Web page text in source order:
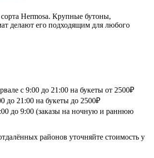
Hermosa. Крупные бутоны,
делают его подходящим для любого
с 9:00 до 21:00 на букеты от 2500₽
до 21:00 на букеты до 2500₽
до 9:00 (заказы на ночную и раннюю
районов уточняйте стоимость у